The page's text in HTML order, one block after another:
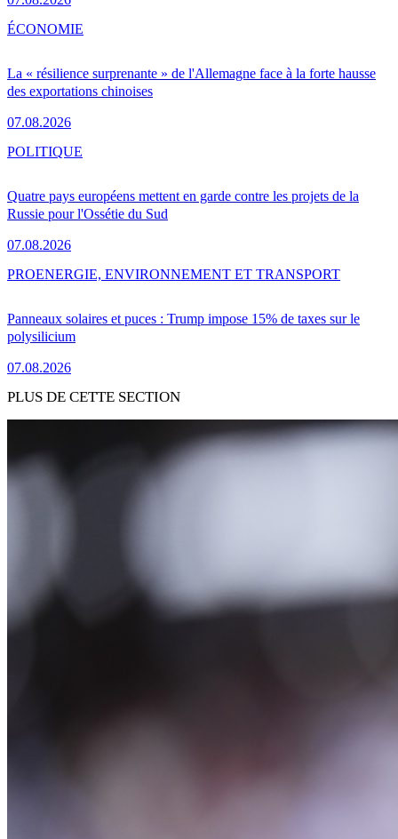
La « résilience surprenante » de l'Allemagne face à la forte hausse
des exportations chinoises
07.08.2026
ÉCONOMIE
Quatre pays européens mettent en garde contre les projets de la
Russie pour l'Ossétie du Sud
07.08.2026
POLITIQUE
Panneaux solaires et puces : Trump impose 15% de taxes sur le
polysilicium
07.08.2026
PROENERGIE, ENVIRONNEMENT ET TRANSPORT
PLUS DE CETTE SECTION